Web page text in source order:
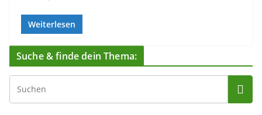
Weiterlesen
Suche & finde dein Thema: